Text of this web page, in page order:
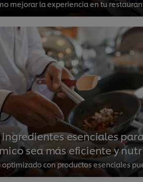
ingredientes esenciales
sea más eficiente y